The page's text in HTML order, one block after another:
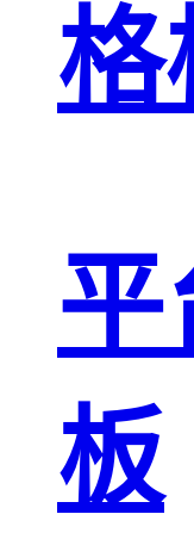
格
平
板